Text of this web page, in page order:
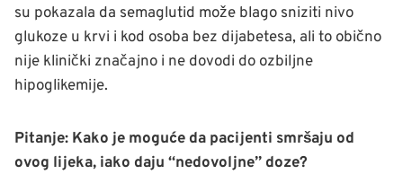
su pokazala da semaglutid može blago sniziti nivo
glukoze u krvi i kod osoba bez dijabetesa, ali to obično
nije klinički značajno i ne dovodi do ozbiljne
hipoglikemije.
Pitanje: Kako je moguće da pacijenti smršaju od
ovog lijeka, iako daju “nedovoljne” doze?